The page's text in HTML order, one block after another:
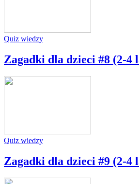
Quiz wiedzy
Zagadki dla dzieci #8 (2-4
Quiz wiedzy
Zagadki dla dzieci #9 (2-4